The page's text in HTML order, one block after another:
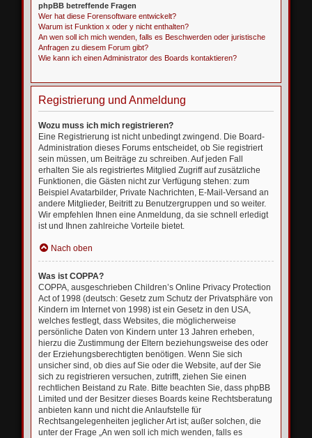
phpBB betreffende Fragen
Wer hat diese Forensoftware entwickelt?
Warum ist Funktion x oder y nicht enthalten?
An wen soll ich mich wenden, falls es Beschwerden oder juristische
Anfragen zu diesem Forum gibt?
Wie kann ich einen Administrator des Boards kontaktieren?
Registrierung und Anmeldung
Wozu muss ich mich registrieren?
Eine Registrierung ist nicht unbedingt zwingend. Die Board-
Administration dieses Forums entscheidet, ob Sie registriert
sein müssen, um Beiträge zu schreiben. Auf jeden Fall
erhalten Sie als registriertes Mitglied Zugriff auf zusätzliche
Funktionen, die Gästen nicht zur Verfügung stehen: zum
Beispiel Avatarbilder, Private Nachrichten, E-Mail-Versand an
andere Mitglieder, Beitritt zu Benutzergruppen und so weiter.
Wir empfehlen Ihnen eine Anmeldung, da sie schnell erledigt
ist und Ihnen zahlreiche Vorteile bietet.
Nach oben
Was ist COPPA?
COPPA, ausgeschrieben Children’s Online Privacy Protection
Act of 1998 (deutsch: Gesetz zum Schutz der Privatsphäre von
Kindern im Internet von 1998) ist ein Gesetz in den USA,
welches festlegt, dass Websites, die möglicherweise
persönliche Daten von Kindern unter 13 Jahren erheben,
hierzu die Zustimmung der Eltern beziehungsweise des oder
der Erziehungsberechtigten benötigen. Wenn Sie sich
unsicher sind, ob dies auf Sie oder die Website, auf der Sie
sich zu registrieren versuchen, zutrifft, ziehen Sie einen
rechtlichen Beistand zu Rate. Bitte beachten Sie, dass phpBB
Limited und der Besitzer dieses Boards keine Rechtsberatung
anbieten kann und nicht die Anlaufstelle für
Rechtsangelegenheiten jeglicher Art ist; außer solchen, die
unter der Frage „An wen soll ich mich wenden, falls es